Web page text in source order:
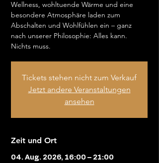
Wellness, wohltuende Wärme und eine
besondere Atmosphäre laden zum
Abschalten und Wohlfühlen ein – ganz
nach unserer Philosophie: Alles kann.
Nichts muss.
Tickets stehen nicht zum Verkauf
Jetzt andere Veranstaltungen
ansehen
Zeit und Ort
04. Aug. 2026, 16:00 – 21:00